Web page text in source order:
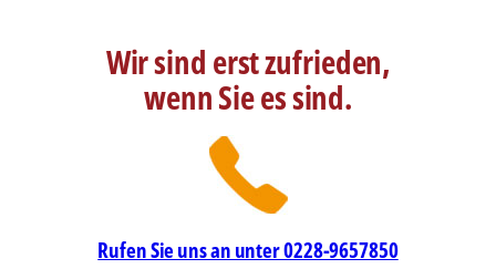
Wir sind erst zufrieden,
wenn Sie es sind.
Rufen Sie uns an unter 0228-9657850